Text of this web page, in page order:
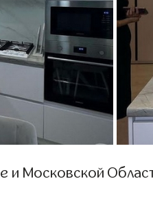
и Московской